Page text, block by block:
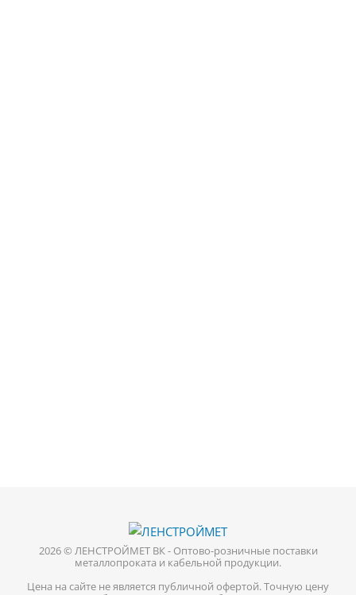
2026 © ЛЕНСТРОЙМЕТ ВК - Оптово-розничные поставки
металлопроката и кабельной продукции.
Цена на сайте не является публичной офертой. Точную цену